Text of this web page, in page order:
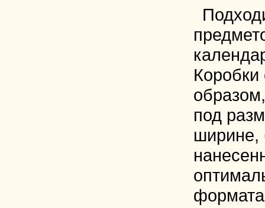
Коробки
под
ширине,